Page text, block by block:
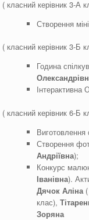
( класний керівник 3-А
Створення
( класний керівник 3-Б
Година
( класний керівник 6-Б
Виготовлення
Створення
Андріївна);
Конкурс
Іванівна).
Дячок Аліна(
клас),
Зоряна